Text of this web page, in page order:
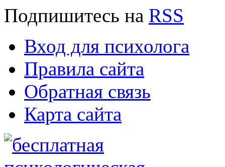
Подпишитесь на RSS
Вход для психолога
Правила сайта
Обратная связь
Карта сайта